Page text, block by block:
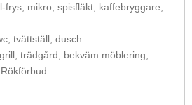
frys, mikro, spisfläkt, kaffebryggare,
tvättställ, dusch
trädgård, bekväm möblering,